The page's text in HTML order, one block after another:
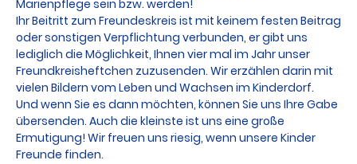
Marienpflege sein bzw. werden!
Ihr Beitritt zum Freundeskreis ist mit keinem festen Beitrag
oder sonstigen Verpflichtung verbunden, er gibt uns
lediglich die Möglichkeit, Ihnen vier mal im Jahr unser
Freundkreisheftchen zuzusenden. Wir erzählen darin mit
vielen Bildern vom Leben und Wachsen im Kinderdorf.
Und wenn Sie es dann möchten, können Sie uns Ihre Gabe
übersenden. Auch die kleinste ist uns eine große
Ermutigung! Wir freuen uns riesig, wenn unsere Kinder
Freunde finden.